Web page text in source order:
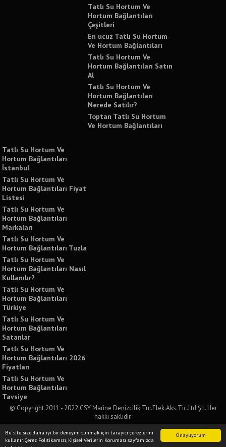
Onaylıyorum
Bu site size daha iyi bir deneyim sunmak için tarayıcı çerezlerini
kullanır. Çerez Politikamızı, Kişisel Verilerin Koruması sayfamızda
Tatlı Su Hortum Ve
Hortum Bağlantıları
Çeşitleri
En ucuz Tatlı Su Hortum
Ve Hortum Bağlantıları
Tatlı Su Hortum Ve
Hortum Bağlantıları Satın
Al
Tatlı Su Hortum Ve
Hortum Bağlantıları
Nerede Satılır?
Toptan Tatlı Su Hortum
Ve Hortum Bağlantıları
Tatlı Su Hortum Ve
Hortum Bağlantıları
İstanbul
Tatlı Su Hortum Ve
Hortum Bağlantıları Fiyat
Listesi
Tatlı Su Hortum Ve
Hortum Bağlantıları
Markaları
Tatlı Su Hortum Ve
Hortum Bağlantıları Tuzla
Tatlı Su Hortum Ve
Hortum Bağlantıları Nasıl
Kullanılır?
Tatlı Su Hortum Ve
Hortum Bağlantıları
Türkiye
Tatlı Su Hortum Ve
Hortum Bağlantıları
Satanlar
Tatlı Su Hortum Ve
Hortum Bağlantıları 2026
Fiyatları
Tatlı Su Hortum Ve
Hortum Bağlantıları
Tavsiye
© Copyright 2011 - 2022 CSY Marine Denizcilik Tur.Elek.Aks.Tic.Ltd.Şti. Her
hakkı saklıdır.
Bu sitede yer alan tüm yazılı ve görsel içeriklerin izinsiz kullanımı ve paylaşımı
kesinlikle yasaktır. İzinsiz kullanımda tüm yasal sorumluluğu kabul etmiş
sayılırsınız.